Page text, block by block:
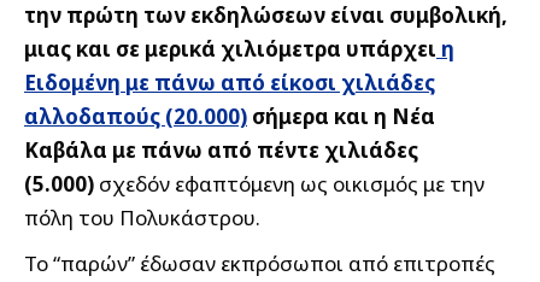
την πρώτη των εκδηλώσεων είναι συμβολική,
μιας και σε μερικά χιλιόμετρα υπάρχει η
Ειδομένη με πάνω από είκοσι χιλιάδες
αλλοδαπούς (20.000) σήμερα και η Νέα
Καβάλα με πάνω από πέντε χιλιάδες
(5.000) σχεδόν εφαπτόμενη ως οικισμός με την
πόλη του Πολυκάστρου.
Το “παρών” έδωσαν εκπρόσωποι από επιτροπές